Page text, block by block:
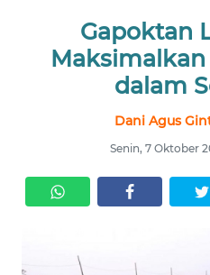
Gapoktan
Maksimalkan
dalam
Dani Agus
Senin, 7 Oktober
SERBA-
SERBI